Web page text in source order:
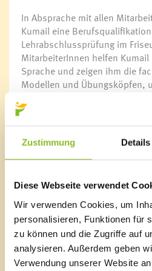
Zustimmung Details
Diese Webseite verwendet
Wir verwenden Cookies, um
personalisieren, Funktionen für
zu können und die Zugriffe auf
analysieren. Außerdem geben
Verwendung unserer Website
In Absprache mit allen
Kumail eine
Lehrabschlussprüfung im
MitarbeiterInnen helfen Kumail
Sprache und zeigen ihm die
Modellen und Übungsköpfen,
Fachkenntnisse, die er aus
schildert Moll, der Kumail mit
Schwächen als Bereicherung
Landesrat Erich Schwärzler
Unternehmen, die erkennen
Belegschaft aus
Herkunft ein Erfolgsfaktor sein
in dieser Hinsicht haben wir
geholt", würdigte Schwärzler
Betriebe. "Wer Vielfalt als eine